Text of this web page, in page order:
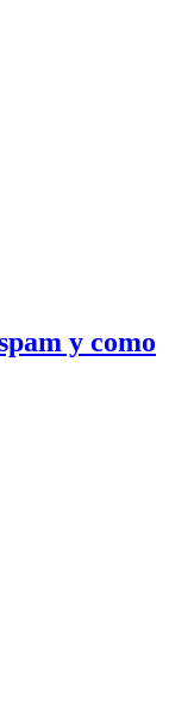
y como